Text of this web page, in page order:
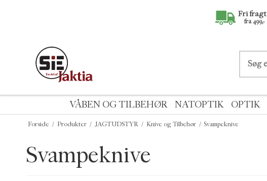
Fri fragt
fra 499,-
VÅBEN OG TILBEHØR NATOPTIK OPTIK
Forside / Produkter / JAGTUDSTYR / Knive og Tilbehør / Svampeknive
Svampeknive